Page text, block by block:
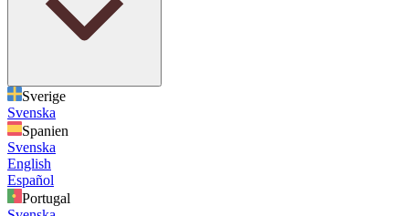
Sverige
Svenska
Spanien
Svenska
English
Español
Portugal